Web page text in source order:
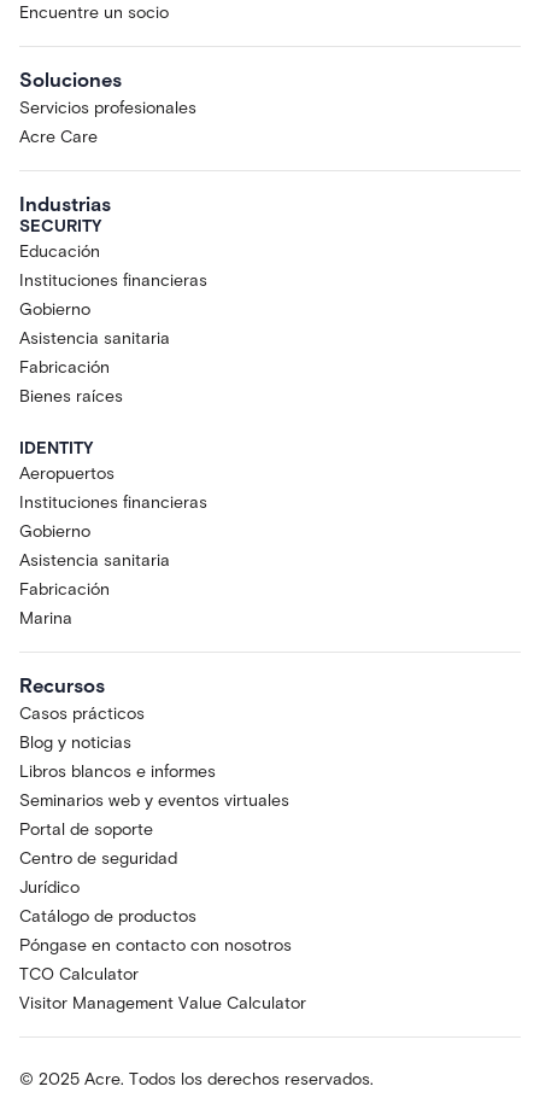
Encuentre un socio
Soluciones
Servicios profesionales
Acre Care
Industrias
SECURITY
Educación
Instituciones financieras
Gobierno
Asistencia sanitaria
Fabricación
Bienes raíces
IDENTITY
Aeropuertos
Instituciones financieras
Gobierno
Asistencia sanitaria
Fabricación
Marina
Recursos
Casos prácticos
Blog y noticias
Libros blancos e informes
Seminarios web y eventos virtuales
Portal de soporte
Centro de seguridad
Jurídico
Catálogo de productos
Póngase en contacto con nosotros
TCO Calculator
Visitor Management Value Calculator
© 2025 Acre. Todos los derechos reservados.